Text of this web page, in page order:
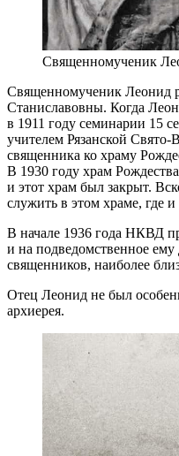
Священномученик
Священномученик Леонид
Станиславовны. Когда
в 1911 году семинарии 15
учителем Рязанской
священника ко храму
В 1930 году храм
и этот храм был закрыт.
служить в этом храме, где
В начале 1936 года НКВД
и на подведомственное
священников, наиболее
Отец Леонид не был
архиерея.